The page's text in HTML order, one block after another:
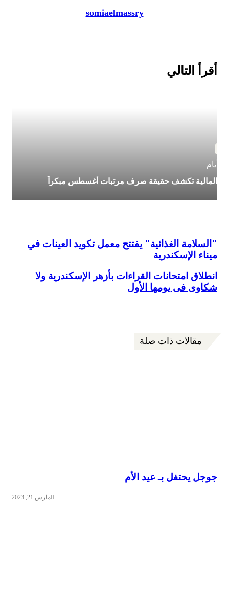
somiaelmassry
أقرأ التالي
المالية تكشف حقيقة صرف مرتبات أغسطس مبكراً
"السلامة الغذائية" يفتتح معمل تكويد العينات في
ميناء الإسكندرية
انطلاق امتحانات القراءات بأزهر الإسكندرية ولا
شكاوى فى يومها الأول
مقالات ذات صلة
جوجل يحتفل بـ عيد الأم
مارس 21, 2023